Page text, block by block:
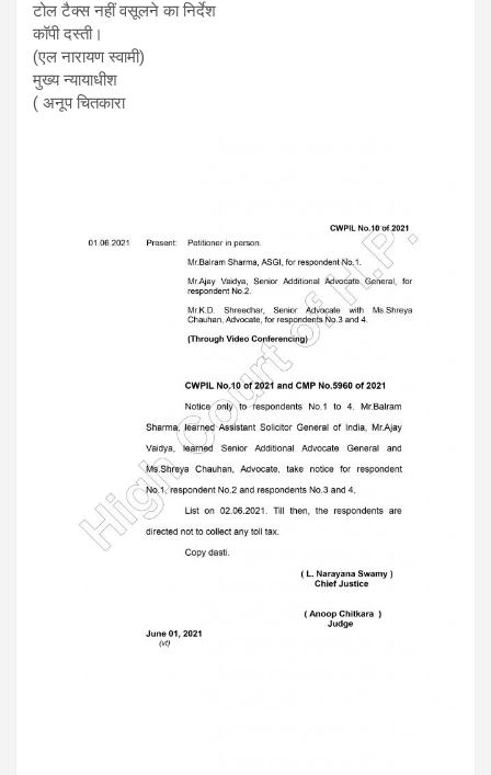
टोल टैक्स नहीं वसूलने का निर्देश
कॉपी दस्ती।
(एल नारायण स्वामी)
मुख्य न्यायाधीश
( अनूप चितकारा